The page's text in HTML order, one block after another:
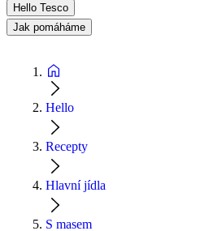
Hello Tesco
Jak pomáháme
Hello
Recepty
Hlavní jídla
S masem